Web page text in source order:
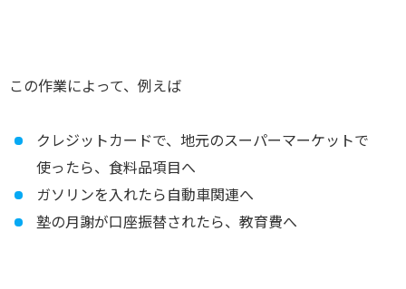
この作業によって、例えば
クレジットカードで、地元のスーパーマーケットで
使ったら、食料品項目へ
ガソリンを入れたら自動車関連へ
塾の月謝が口座振替されたら、教育費へ